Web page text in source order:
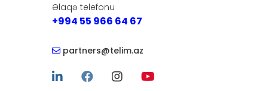
Əlaqə telefonu
+994 55 966 64 67
partners@telim.az